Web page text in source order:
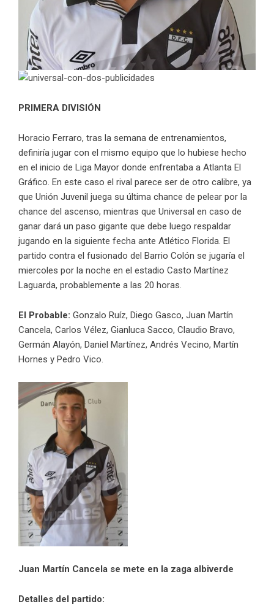
PRIMERA DIVISIÓN
Horacio Ferraro, tras la semana de entrenamientos,
definiría jugar con el mismo equipo que lo hubiese hecho
en el inicio de Liga Mayor donde enfrentaba a Atlanta El
Gráfico. En este caso el rival parece ser de otro calibre, ya
que Unión Juvenil juega su última chance de pelear por la
chance del ascenso, mientras que Universal en caso de
ganar dará un paso gigante que debe luego respaldar
jugando en la siguiente fecha ante Atlético Florida. El
partido contra el fusionado del Barrio Colón se jugaría el
miercoles por la noche en el estadio Casto Martínez
Laguarda, probablemente a las 20 horas.
El Probable: Gonzalo Ruíz, Diego Gasco, Juan Martín
Cancela, Carlos Vélez, Gianluca Sacco, Claudio Bravo,
Germán Alayón, Daniel Martínez, Andrés Vecino, Martín
Hornes y Pedro Vico.
Juan Martín Cancela se mete en la zaga albiverde
Detalles del partido: